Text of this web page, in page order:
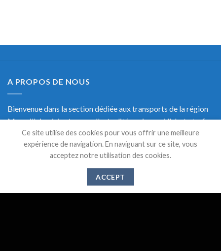
A PROPOS DE NOUS
Bienvenue dans la section dédiée aux transports de la région
Marseillaise, ici retrouvez l'actualité, mais aussi l'alerte trafic
en temps réel et une documentation précise sur les transports
de Marseille.
Ce site utilise des cookies pour vous offrir une meilleure
expérience de navigation. En naviguant sur ce site, vous
acceptez notre utilisation des cookies.
ACCEPT